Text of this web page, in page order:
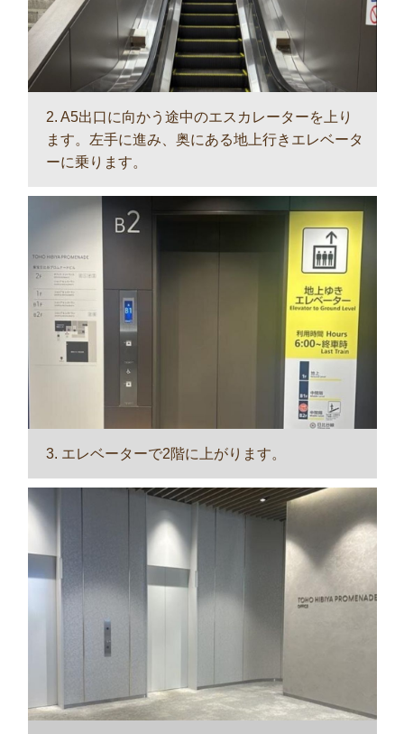
2. A5出口に向かう途中のエスカレーターを上り
ます。左手に進み、奥にある地上行きエレベータ
ーに乗ります。
3. エレベーターで2階に上がります。